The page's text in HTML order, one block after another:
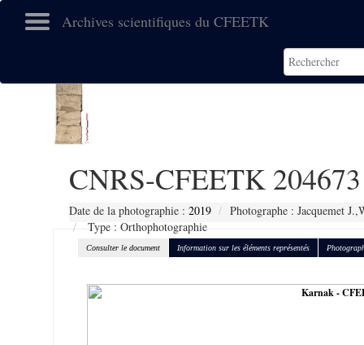
Archives scientifiques du CFEETK
CNRS-CFEETK 204673
Date de la photographie : 2019
Photographe : Jacquemet
Type : Orthophotographie
Consulter le document Information sur les éléments représentés